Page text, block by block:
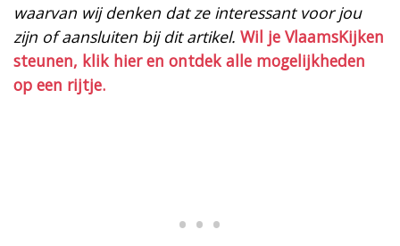
waarvan wij denken dat ze interessant voor jou
zijn of aansluiten bij dit artikel. Wil je VlaamsKijken
steunen, klik hier en ontdek alle mogelijkheden
op een rijtje.